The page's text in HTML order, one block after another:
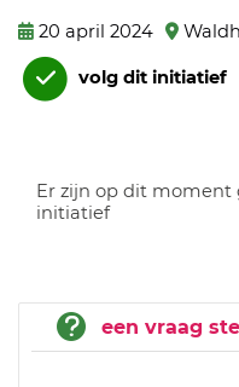
20 april 2024
volg dit initiatief
Er zijn op dit moment
initiatief
een vraag